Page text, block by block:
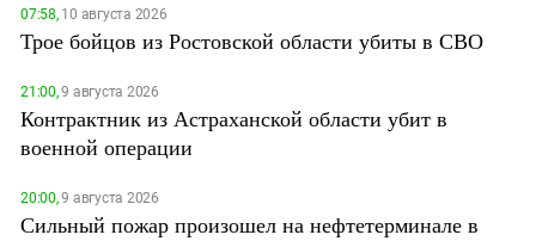
07:58,10 августа 2026
Трое бойцов из Ростовской области убиты в СВО
21:00,9 августа 2026
Контрактник из Астраханской области убит в
военной операции
20:00,9 августа 2026
Сильный пожар произошел на нефтетерминале в